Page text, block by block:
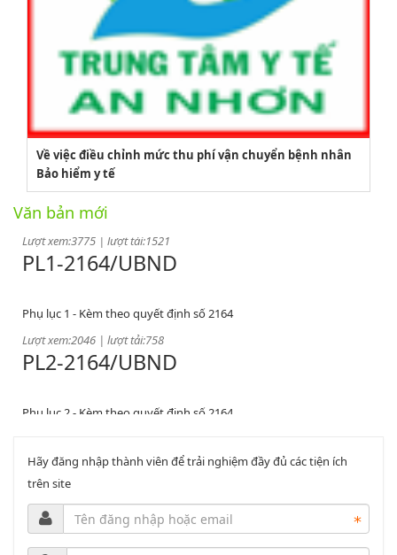
Về việc điều chỉnh mức thu phí vận chuyển bệnh nhân
Bảo hiểm y tế
Văn bản mới
2164/QĐUBND
Quyết định phê duyệt danh mục vị trí việc làm
Lượt xem:3775 | lượt tải:1521
PL1-2164/UBND
Lượt xem:2046 | lượt tải:758
PL2-2164/UBND
Lượt xem:2000 | lượt tải:1060
Phụ lục 3 - Kèm theo quyết định số 2164
Lượt xem:2010 | lượt tải:1159
52/2019/QH14
Hãy đăng nhập thành viên để trải nghiệm đầy đủ các tiện ích
trên site